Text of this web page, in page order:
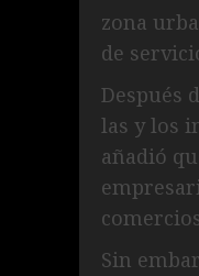
zona
de
Después
las y los
añadió
Sin